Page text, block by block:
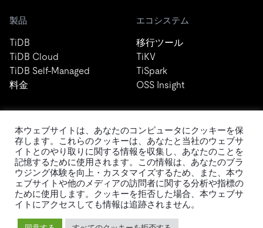
製品
TiDB
TiDB Cloud
TiDB Self-Managed
料金
エコシステム
移行ツール
TiKV
TiSpark
OSS Insight
リソース
ブログ
イベント
ドキュメント
Developer Guide
FAQ
サポート
会社概要
会社案内
ニュース
キャリア
お問い合わせ
パートナー
Trust Hub
本ウェブサイトは、あなたのコンピュータにクッキーを保
存します。これらのクッキーは、あなたと当社のウェブサ
イトとのやり取りに関する情報を収集し、あなたのことを
記憶するために使用されます。この情報は、あなたのブラ
ウジング体験を向上・カスタマイズするため、また、本ウ
ェブサイトや他のメディアの訪問者に関する分析や指標の
ために使用します。クッキーを拒否した場合、本ウェブサ
イトにアクセスしても情報は追跡されません。